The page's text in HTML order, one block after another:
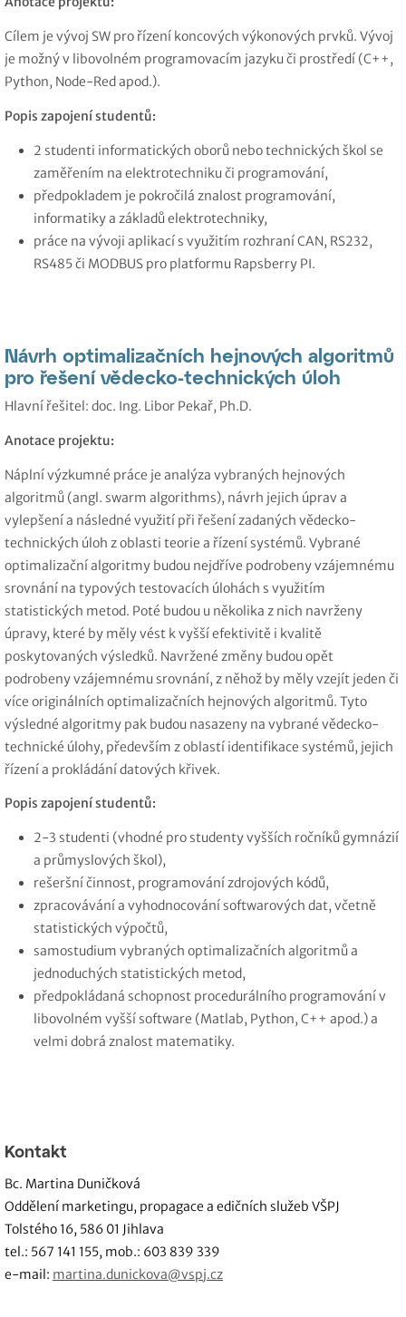
Cílem je vývoj SW pro řízení koncových výkonových prvků. Vývoj
je možný v libovolném programovacím jazyku či prostředí (C++,
Python, Node-Red apod.).
Popis zapojení studentů:
2 studenti informatických oborů nebo technických škol se
zaměřením na elektrotechniku či programování,
předpokladem je pokročilá znalost programování,
informatiky a základů elektrotechniky,
práce na vývoji aplikací s využitím rozhraní CAN, RS232,
RS485 či MODBUS pro platformu Rapsberry PI.
Návrh optimalizačních hejnových algoritmů
pro řešení vědecko-technických úloh
Hlavní řešitel: doc. Ing. Libor Pekař, Ph.D.
Anotace projektu:
Náplní výzkumné práce je analýza vybraných hejnových
algoritmů (angl. swarm algorithms), návrh jejich úprav a
vylepšení a následné využití při řešení zadaných vědecko-
technických úloh z oblasti teorie a řízení systémů. Vybrané
optimalizační algoritmy budou nejdříve podrobeny vzájemnému
srovnání na typových testovacích úlohách s využitím
statistických metod. Poté budou u několika z nich navrženy
úpravy, které by měly vést k vyšší efektivitě i kvalitě
poskytovaných výsledků. Navržené změny budou opět
podrobeny vzájemnému srovnání, z něhož by měly vzejít jeden či
více originálních optimalizačních hejnových algoritmů. Tyto
výsledné algoritmy pak budou nasazeny na vybrané vědecko-
technické úlohy, především z oblastí identifikace systémů, jejich
řízení a prokládání datových křivek.
Popis zapojení studentů:
2-3 studenti (vhodné pro studenty vyšších ročníků gymnázií
a průmyslových škol),
rešeršní činnost, programování zdrojových kódů,
zpracovávání a vyhodnocování softwarových dat, včetně
statistických výpočtů,
samostudium vybraných optimalizačních algoritmů a
jednoduchých statistických metod,
předpokládaná schopnost procedurálního programování v
libovolném vyšší software (Matlab, Python, C++ apod.) a
velmi dobrá znalost matematiky.
Kontakt
Bc. Martina Duničková
Oddělení marketingu, propagace a edičních služeb VŠPJ
Tolstého 16, 586 01 Jihlava
tel.: 567 141 155, mob.: 603 839 339
e-mail: martina.dunickova@vspj.cz